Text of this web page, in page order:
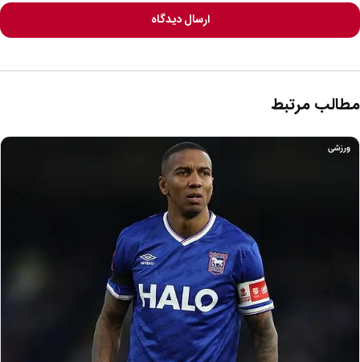
ارسال دیدگاه
مطالب مرتبط
ورزشی